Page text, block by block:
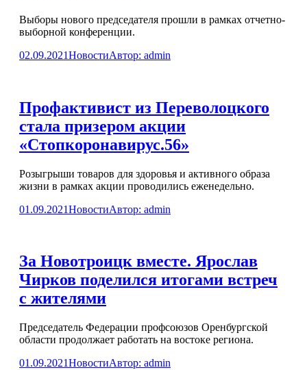
Выборы нового председателя прошли в рамках отчетно-
выборной конференции.
02.09.2021НовостиАвтор: admin
Профактивист из Переволоцкого
стала призером акции
«Стопкоронавирус.56»
Розыгрыши товаров для здоровья и активного образа
жизни в рамках акции проводились еженедельно.
01.09.2021НовостиАвтор: admin
За Новотроицк вместе. Ярослав
Чирков поделился итогами встреч
с жителями
Председатель Федерации профсоюзов Оренбургской
области продолжает работать на востоке региона.
01.09.2021НовостиАвтор: admin